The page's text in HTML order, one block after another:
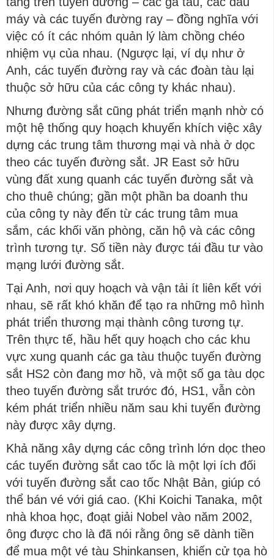
máy và các tuyến đường ray – đồng nghĩa với
việc có ít các nhóm quản lý làm chồng chéo
nhiệm vụ của nhau. (Ngược lại, ví dụ như ở
Anh, các tuyến đường ray và các đoàn tàu lại
thuộc sở hữu của các công ty khác nhau).
Nhưng đường sắt cũng phát triển mạnh nhờ có
một hệ thống quy hoạch khuyến khích việc xây
dựng các trung tâm thương mại và nhà ở dọc
theo các tuyến đường sắt. JR East sở hữu
vùng đất xung quanh các tuyến đường sắt và
cho thuê chúng; gần một phần ba doanh thu
của công ty này đến từ các trung tâm mua
sắm, các khối văn phòng, căn hộ và các công
trình tương tự. Số tiền này được tái đầu tư vào
mạng lưới đường sắt.
Tại Anh, nơi quy hoạch và vận tải ít liên kết với
nhau, sẽ rất khó khăn để tạo ra những mô hình
phát triển thương mại thành công tương tự.
Trên thực tế, hầu hết quy hoạch cho các khu
vực xung quanh các ga tàu thuộc tuyến đường
sắt HS2 còn đang mơ hồ, và một số ga tàu dọc
theo tuyến đường sắt trước đó, HS1, vẫn còn
kém phát triển nhiều năm sau khi tuyến đường
này được xây dựng.
Khả năng xây dựng các công trình lớn dọc theo
các tuyến đường sắt cao tốc là một lợi ích đối
với tuyến đường sắt cao tốc Nhật Bản, giúp có
thể bán vé với giá cao. (Khi Koichi Tanaka, một
nhà khoa học, đoạt giải Nobel vào năm 2002,
ông được cho là đã nói rằng ông sẽ dành tiền
để mua một vé tàu Shinkansen, khiến cử tọa hò